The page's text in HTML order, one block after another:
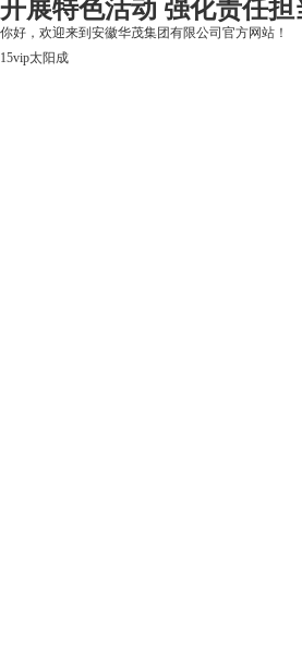
开展特色活动 强化责任
你好，欢迎来到安徽华茂集团有限公司官方网站！
15vip太阳成